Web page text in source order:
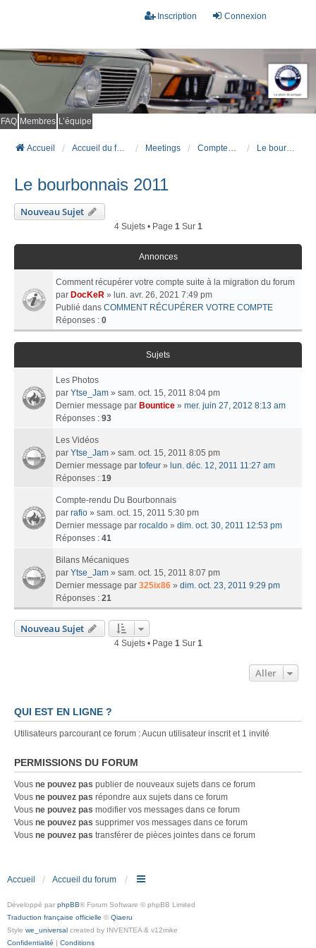
Connexion
Inscription
FAQ Membres L’équipe
Accueil Accueil du forum Meetings Comptes rendus de meetings Le bourbonnais 2011
Le bourbonnais 2011
Nouveau Sujet
4 Sujets • Page 1Sur 1
Annonces
Comment récupérer votre compte suite à la migration du forum
par DocKeR » lun. avr. 26, 2021 7:49 pm
Publié dans COMMENT RÉCUPÉRER VOTRE COMPTE
Réponses : 0
Sujets
Les Photos
par Ytse_Jam » sam. oct. 15, 2011 8:04 pm
Dernier message par Bountice » mer. juin 27, 2012 8:13 am
Réponses : 93
Les Vidéos
par Ytse_Jam » sam. oct. 15, 2011 8:05 pm
Dernier message par tofeur » lun. déc. 12, 2011 11:27 am
Réponses : 19
Compte-rendu Du Bourbonnais
par rafio » sam. oct. 15, 2011 5:30 pm
Dernier message par rocaldo » dim. oct. 30, 2011 12:53 pm
Réponses : 41
Bilans Mécaniques
par Ytse_Jam » sam. oct. 15, 2011 8:07 pm
Dernier message par 325ix86 » dim. oct. 23, 2011 9:29 pm
Réponses : 21
Nouveau Sujet
4 Sujets • Page 1Sur 1
Aller
QUI EST EN LIGNE ?
Utilisateurs parcourant ce forum : Aucun utilisateur inscrit et 1 invité
PERMISSIONS DU FORUM
Vous ne pouvez pas publier de nouveaux sujets dans ce forum
Vous ne pouvez pas répondre aux sujets dans ce forum
Vous ne pouvez pas modifier vos messages dans ce forum
Vous ne pouvez pas supprimer vos messages dans ce forum
Vous ne pouvez pas transférer de pièces jointes dans ce forum
Accueil Accueil du forum
Développé par phpBB® Forum Software © phpBB Limited
Traduction française officielle © Qiaeru
Style we_universal created by INVENTEA & v12mike
Confidentialité | Conditions